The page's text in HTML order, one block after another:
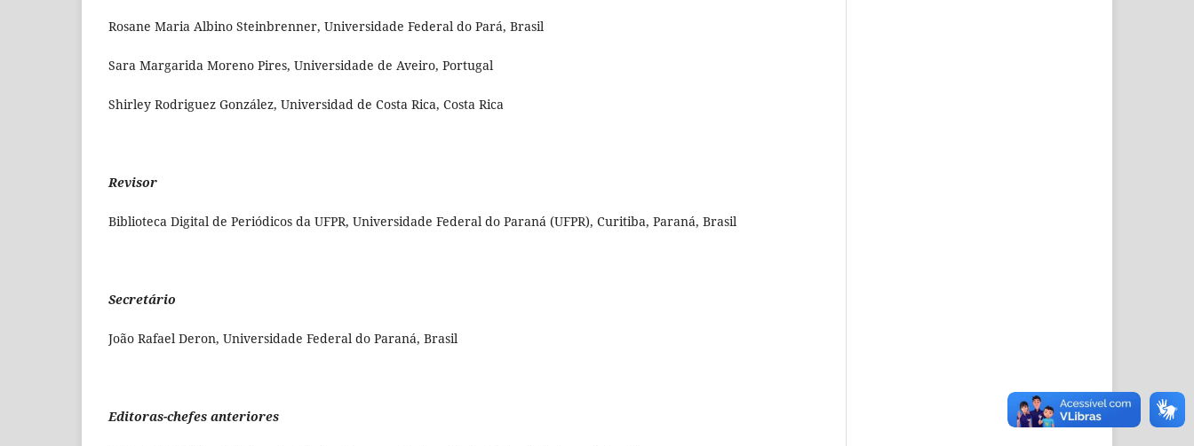
Rosane Maria Albino Steinbrenner, Universidade Federal do Pará, Brasil
Sara Margarida Moreno Pires, Universidade de Aveiro, Portugal
Shirley Rodriguez González, Universidad de Costa Rica, Costa Rica
Revisor
Biblioteca Digital de Periódicos da UFPR, Universidade Federal do Paraná (UFPR), Curitiba, Paraná, Brasil
Secretário
João Rafael Deron, Universidade Federal do Paraná, Brasil
Editoras-chefes anteriores